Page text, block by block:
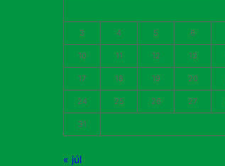
3 4 5 6
10 11 12 13
17 18 19 20
24 25 26 27
31
« júl